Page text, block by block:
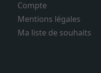
Compte
Mentions légales
Ma liste de souhaits